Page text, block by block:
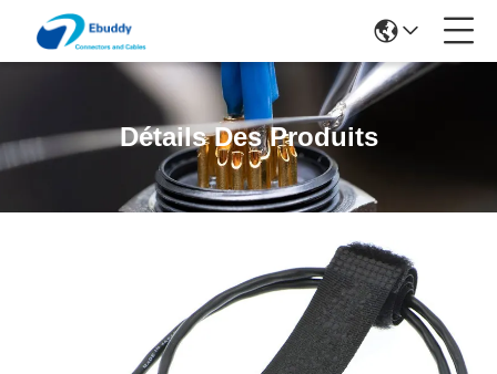
Détails Des Produits